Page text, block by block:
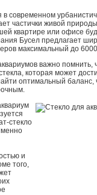
в современном
частички живой
квартире или офисе
Бусел предлагает
максимальный до
важно
которая может
оптимальный
стекло
и
того,